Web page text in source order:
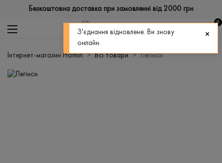
Безкоштовна доставка при замовленні від 2000 грн
0
Інтернет-магазин Promin Всі товари Легінси
З'єднання відновлене. Ви знову
онлайн.